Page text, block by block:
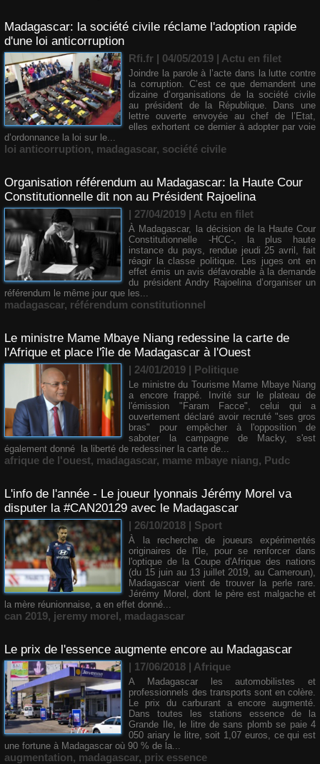
Madagascar: la société civile réclame l'adoption rapide
d'une loi anticorruption
Rfi.fr | 04/05/2019 | Actu en filet
​Joindre la parole à l’acte dans la lutte contre
la corruption. C’est ce que demandent une
dizaine d’organisations de la société civile
au président de la République. Dans une
lettre ouverte envoyée au chef de l’Etat,
elles exhortent ce dernier à adopter par voie
d’ordonnance la loi sur le...
loi anticorruption, madagascar, société civile
Organisation référendum au Madagascar: la Haute Cour
Constitutionnelle dit non au Président Rajoelina
| 27/04/2019 | Actu en filet
​À Madagascar, la décision de la Haute Cour
Constitutionnelle -HCC-, la plus haute
instance du pays, rendue jeudi 25 avril, fait
réagir la classe politique. Les juges ont en
effet émis un avis défavorable à la demande
du président Andry Rajoelina d’organiser un
référendum le même jour que les...
madagascar, référendum constitutionnel
Le ministre Mame Mbaye Niang redessine la carte de
l'Afrique et place l'île de Madagascar à l'Ouest
| 24/01/2019 | Politique
Le ministre du Tourisme Mame Mbaye Niang
a encore frappé. Invité sur le plateau de
l'émission "Faram Facce", celui qui a
ouvertement déclaré avoir recruté "ses gros
bras" pour empêcher à l'opposition de
saboter la campagne de Macky, s'est
également donné la liberté de redessiner la carte de...
afrique de l'ouest, madagascar, mame mbaye niang, Pudc
L'info de l'année - Le joueur lyonnais Jérémy Morel va
disputer la #CAN20129 avec le Madagascar
| 26/10/2018 | Sport
À la recherche de joueurs expérimentés
originaires de l'île, pour se renforcer dans
l'optique de la Coupe d'Afrique des nations
(du 15 juin au 13 juillet 2019, au Cameroun),
Madagascar vient de trouver la perle rare.
Jérémy Morel, dont le père est malgache et
la mère réunionnaise, a en effet donné...
can 2019, jeremy morel, madagascar
Le prix de l'essence augmente encore au Madagascar
| 17/06/2018 | Afrique
A Madagascar les automobilistes et
professionnels des transports sont en colère.
Le prix du carburant a encore augmenté.
Dans toutes les stations essence de la
Grande Ile, le litre de sans plomb se paie 4
050 ariary le litre, soit 1,07 euros, ce qui est
une fortune à Madagascar où 90 % de la...
augmentation, madagascar, prix essence